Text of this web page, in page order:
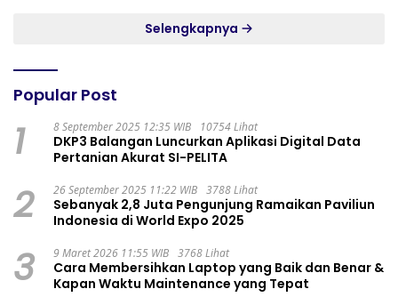
Selengkapnya
Popular Post
1 8 September 2025 12:35 WIB 10754 Lihat
DKP3 Balangan Luncurkan Aplikasi Digital Data
Pertanian Akurat SI-PELITA
2 26 September 2025 11:22 WIB 3788 Lihat
Sebanyak 2,8 Juta Pengunjung Ramaikan Paviliun
Indonesia di World Expo 2025
3 9 Maret 2026 11:55 WIB 3768 Lihat
Cara Membersihkan Laptop yang Baik dan Benar &
Kapan Waktu Maintenance yang Tepat